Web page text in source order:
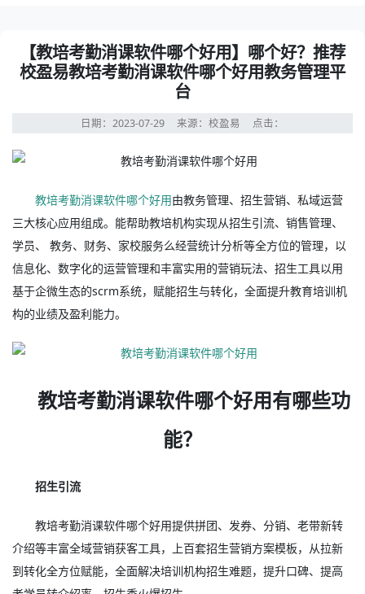
【教培考勤消课软件哪个好用】哪个好？推荐
校盈易教培考勤消课软件哪个好用教务管理平
台
日期：2023-07-29 来源：校盈易 点击：
教培考勤消课软件哪个好用由教务管理、招生营销、私域运营
三大核心应用组成。能帮助教培机构实现从招生引流、销售管理、
学员、 教务、财务、家校服务么经营统计分析等全方位的管理，以
信息化、数字化的运营管理和丰富实用的营销玩法、招生工具以用
基于企微生态的scrm系统，赋能招生与转化，全面提升教育培训机
构的业绩及盈利能力。
教培考勤消课软件哪个好用有哪些功
能？
招生引流
教培考勤消课软件哪个好用提供拼团、发券、分销、老带新转
介绍等丰富全域营销获客工具，上百套招生营销方案模板，从拉新
到转化全方位赋能，全面解决培训机构招生难题，提升口碑、提高